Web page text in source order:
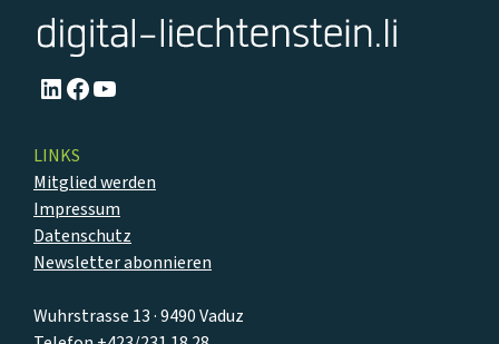
LinkedIn
Facebook
YouTube
Wuhrstrasse 13 · 9490 Vaduz
LINKS
Mitglied werden
Impressum
Datenschutz
Newsletter abonnieren